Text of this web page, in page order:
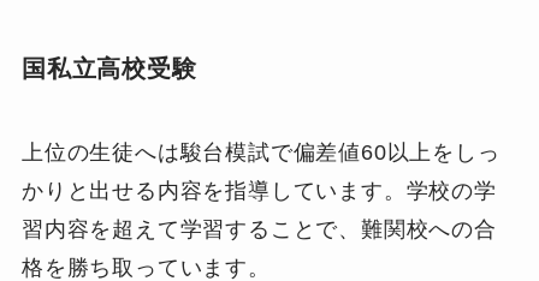
国私立高校受験
上位の生徒へは駿台模試で偏差値60以上をしっ
かりと出せる内容を指導しています。学校の学
習内容を超えて学習することで、難関校への合
格を勝ち取っています。